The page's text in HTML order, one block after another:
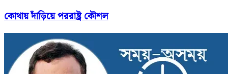
কোথায় দাঁড়িয়ে পররাষ্ট্র কৌশল